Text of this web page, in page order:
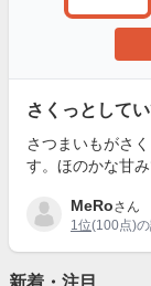
さくっとして
さつまいもがさ
す。ほのかな甘
MeRoさん
1位(100点)
新着・注目